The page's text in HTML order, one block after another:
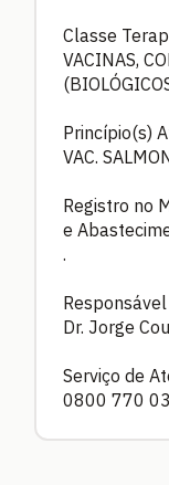
Classe
VACINAS,
Princípio(s)
VAC.
Registro no
e
.
Dr. Jorge
Serviço de
0800 770